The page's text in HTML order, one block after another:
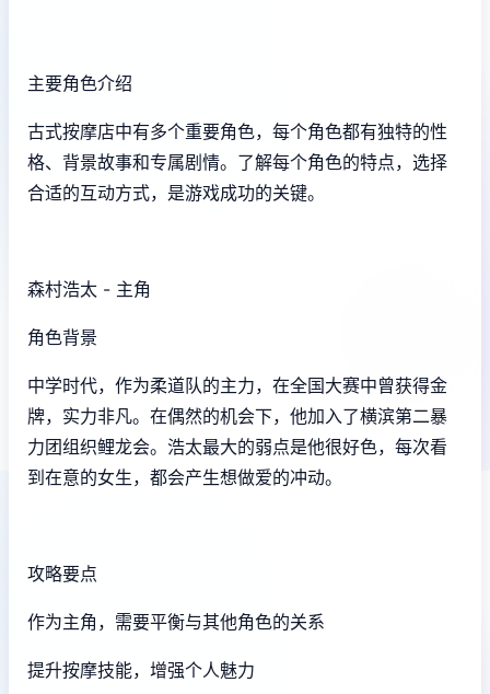
主要角色介绍
古式按摩店中有多个重要角色，每个角色都有独特的性
格、背景故事和专属剧情。了解每个角色的特点，选择
合适的互动方式，是游戏成功的关键。
森村浩太 - 主角
角色背景
中学时代，作为柔道队的主力，在全国大赛中曾获得金
牌，实力非凡。在偶然的机会下，他加入了横滨第二暴
力团组织鲤龙会。浩太最大的弱点是他很好色，每次看
到在意的女生，都会产生想做爱的冲动。
攻略要点
作为主角，需要平衡与其他角色的关系
提升按摩技能，增强个人魅力